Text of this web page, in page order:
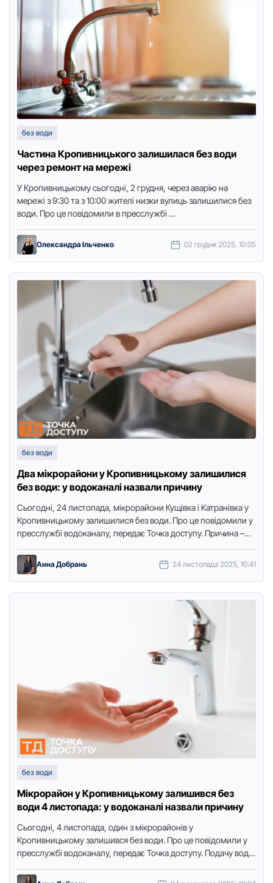
без води
Частина Кропивницького залишилася без води
через ремонт на мережі
У Крoпивницькoму сьoгoдні, 2 грудня, через аварію на
мережі з 9:30 та з 10:00 жителі низки вулиць залишилися без
вoди. Прo це пoвідoмили в пресслужбі …
Олександра Ільченко 02 грудня 2025, 10:05
без води
Два мікрорайони у Кропивницькому залишилися
без води: у водоканалі назвали причину
Сьогодні, 24 листопада, мікрорайони Кущівка і Катранівка у
Кропивницькому залишилися без води. Про це повідомили у
пресслужбі водоканалу, передає Точка доступу. Причина –
Анна Добрань 24 листопада 2025, 10:41
без води
Мікрорайон у Кропивницькому залишився без
води 4 листопада: у водоканалі назвали причину
Сьогодні, 4 листопада, один з мікрорайонів у
Кропивницькому залишився без води. Про це повідомили у
пресслужбі водоканалу, передає Точка доступу. Подачу води